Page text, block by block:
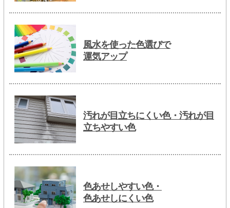
風水を使った色選びで
運気アップ
汚れが目立ちにくい色・汚れが目
立ちやすい色
色あせしやすい色・
色あせしにくい色